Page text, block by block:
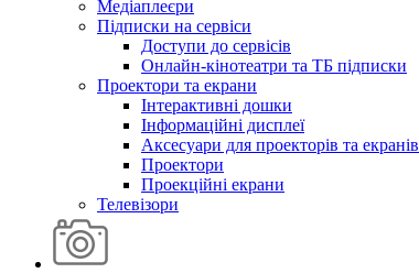
Медіаплеєри
Підписки на сервіси
Доступи до сервісів
Онлайн-кінотеатри та ТБ підписки
Проектори та екрани
Інтерактивні дошки
Інформаційні дисплеї
Аксесуари для проекторів та екранів
Проектори
Проекційні екрани
Телевізори